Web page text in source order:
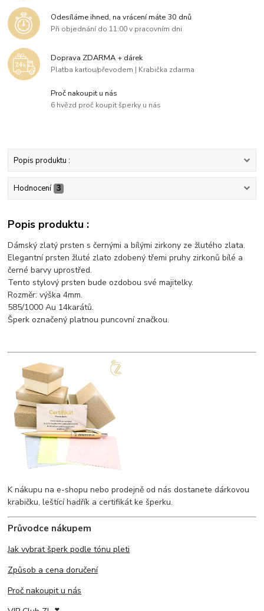
Odesíláme ihned, na vrácení máte 30 dnů
Při objednání do 11:00 v pracovním dni
Doprava ZDARMA + dárek
Platba kartou/převodem | Krabička zdarma
Proč nakoupit u nás
6 hvězd proč koupit šperky u nás
Popis produktu :
Hodnocení 3
Popis produktu :
Dámský zlatý prsten s černými a bílými zirkony ze žlutého zlata.
Elegantní prsten žluté zlato zdobený třemi pruhy zirkonů bílé a
černé barvy uprostřed.
Tento stylový prsten bude ozdobou své majitelky.
Rozměr: výška 4mm.
585/1000 Au 14karátů.
Šperk označený platnou puncovní značkou.
K nákupu na e-shopu nebo prodejně od nás dostanete dárkovou
krabičku, leštící hadřík a certifikát ke šperku.
Průvodce nákupem
Jak vybrat šperk podle tónu pleti
Způsob a cena doručení
Proč nakoupit u nás